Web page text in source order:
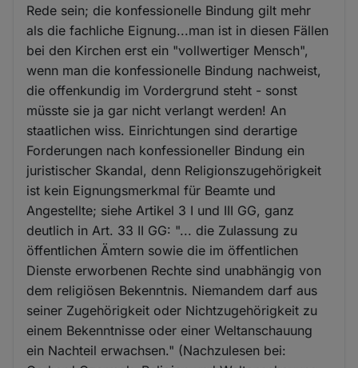
Rede sein; die konfessionelle Bindung gilt mehr
als die fachliche Eignung...man ist in diesen Fällen
bei den Kirchen erst ein "vollwertiger Mensch",
wenn man die konfessionelle Bindung nachweist,
die offenkundig im Vordergrund steht - sonst
müsste sie ja gar nicht verlangt werden! An
staatlichen wiss. Einrichtungen sind derartige
Forderungen nach konfessioneller Bindung ein
juristischer Skandal, denn Religionszugehörigkeit
ist kein Eignungsmerkmal für Beamte und
Angestellte; siehe Artikel 3 I und III GG, ganz
deutlich in Art. 33 II GG: "... die Zulassung zu
öffentlichen Ämtern sowie die im öffentlichen
Dienste erworbenen Rechte sind unabhängig von
dem religiösen Bekenntnis. Niemandem darf aus
seiner Zugehörigkeit oder Nichtzugehörigkeit zu
einem Bekenntnisse oder einer Weltanschauung
ein Nachteil erwachsen." (Nachzulesen bei: